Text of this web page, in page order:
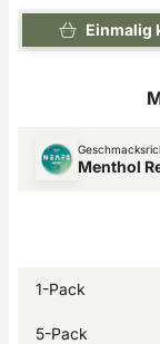
Einmalig
Menthol
1-Pack
5-Pack